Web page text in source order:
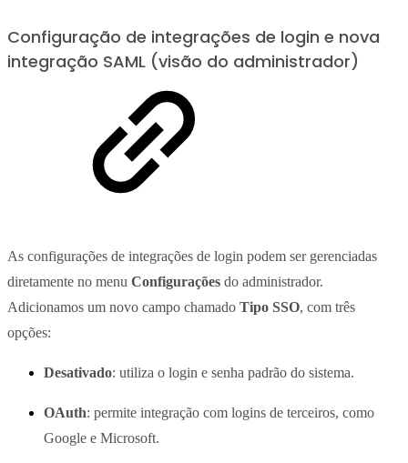
Configuração de integrações de login e nova
integração SAML (visão do administrador)
As configurações de integrações de login podem ser gerenciadas
diretamente no menu Configurações do administrador.
Adicionamos um novo campo chamado Tipo SSO, com três
opções:
Desativado: utiliza o login e senha padrão do sistema.
OAuth: permite integração com logins de terceiros, como
Google e Microsoft.